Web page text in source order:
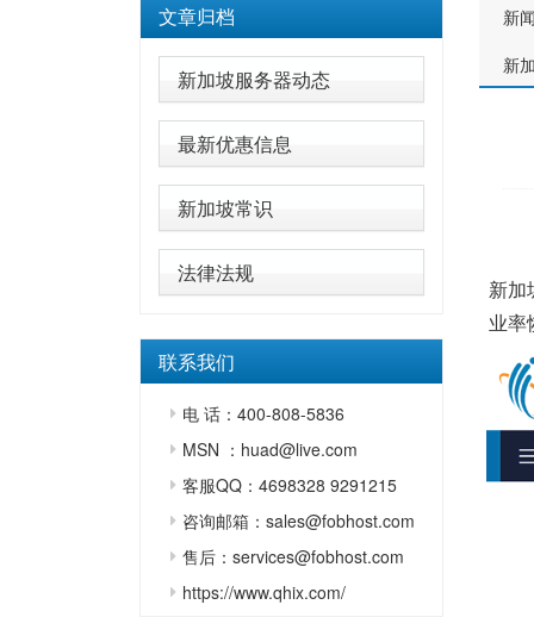
文章归档
新加坡服务器动态
最新优惠信息
新加坡常识
法律法规
联系我们
电 话：400-808-5836
MSN ：huad@live.com
客服QQ：4698328 9291215
咨询邮箱：sales@fobhost.com
售后：services@fobhost.com
https://www.qhix.com/
新
新
新加
业率